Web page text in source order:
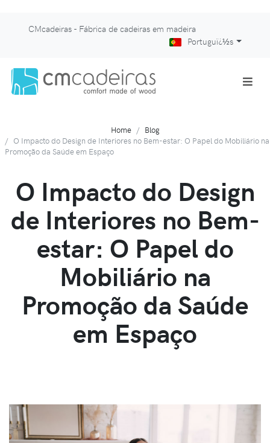
CMcadeiras - Fábrica de cadeiras em madeira
Portuguï¿½s
Home
Blog
O Impacto do Design de Interiores no Bem-estar: O Papel do Mobiliário na
Promoção da Saúde em Espaço
O Impacto do Design
de Interiores no Bem-
estar: O Papel do
Mobiliário na
Promoção da Saúde
em Espaço